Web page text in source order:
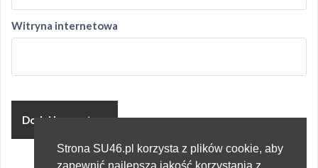
Witryna internetowa
Strona SU46.pl korzysta z plików cookie, aby